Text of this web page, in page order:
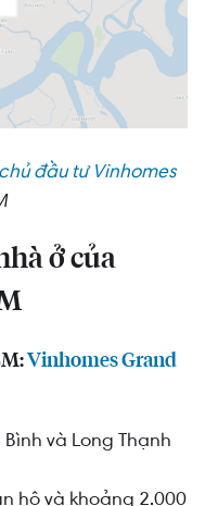
chủ đầu tư Vinhomes
ở của
Vinhomes Grand
Bình và Long Thạnh
hộvà khoảng 2.000